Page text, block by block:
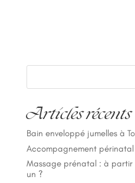
Articles récents
Bain enveloppé jumelles à
Accompagnement périnatal
Massage prénatal : à
un ?